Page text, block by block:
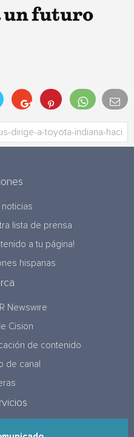
un futuro
noticias
lista de prensa
a tu página!
hispanas
Newswire
Cision
de contenido
de canal